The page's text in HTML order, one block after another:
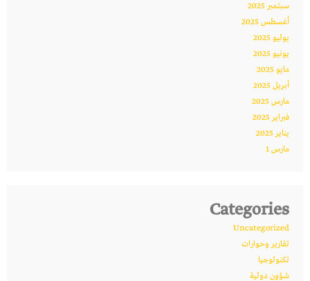
سبتمبر 2025
أغسطس 2025
يوليو 2025
يونيو 2025
مايو 2025
أبريل 2025
مارس 2025
فبراير 2025
يناير 2025
مارس 1
Categories
Uncategorized
تقارير وحوارات
تكنولوجيا
شؤون دولية